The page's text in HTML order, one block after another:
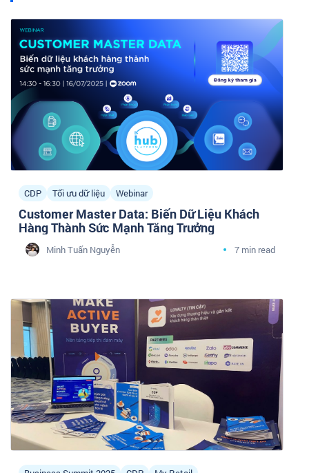
CDP Tối ưu dữ liệu Webinar
Customer Master Data: Biến Dữ Liệu Khách
Hàng Thành Sức Mạnh Tăng Trưởng
Minh Tuấn Nguyễn 7 min read